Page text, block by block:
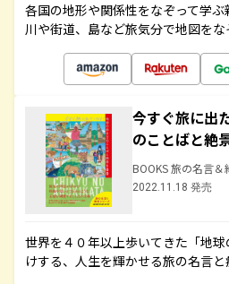
各国の地形や関係性をなぞって学ぶ
川や街道、島など旅気分で地図をな
今すぐ旅に出
のことばと絶
BOOKS 旅の名言＆
2022.11.18 発売
世界を４０年以上歩いてきた「地
けする、人生を輝かせる旅の名言